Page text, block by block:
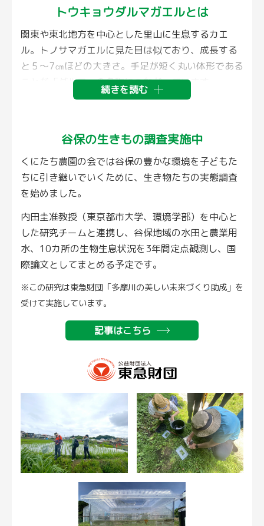
トウキョウダルマガエルとは
関東や東北地方を中心とした里山に生息するカエ
ル。トノサマガエルに見た目は似ており、成長する
と５～7㎝ほどの大きさ。手足が短く丸い体形である
ことが「ダルマ」の名称につながっています。
ドリストにおいては準絶滅危惧に指定されていま
谷保では日常的にみられましたが、2020年代に激
減。 調査の結果、国立市では「くにたちはたけん
での絶滅が危惧されています。
続きを読む
谷保の生きもの調査実施中
くにたち農園の会では谷保の豊かな環境を子どもた
ちに引き継いでいくために、生き物たちの実態調査
を始めました。
内田圭准教授（東京都市大学、環境学部）を中心と
した研究チームと連携し、谷保地域の水田と農業用
水、10カ所の生物生息状況を3年間定点観測し、国
際論文としてまとめる予定です。
※この研究は東急財団「多摩川の美しい未来づくり助成」を
受けて実施しています。
記事はこちら